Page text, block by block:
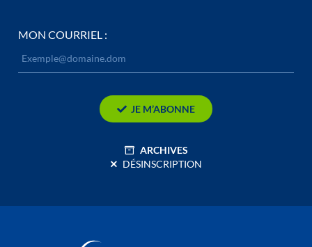
MON COURRIEL :
JE M’ABONNE
ARCHIVES
DÉSINSCRIPTION